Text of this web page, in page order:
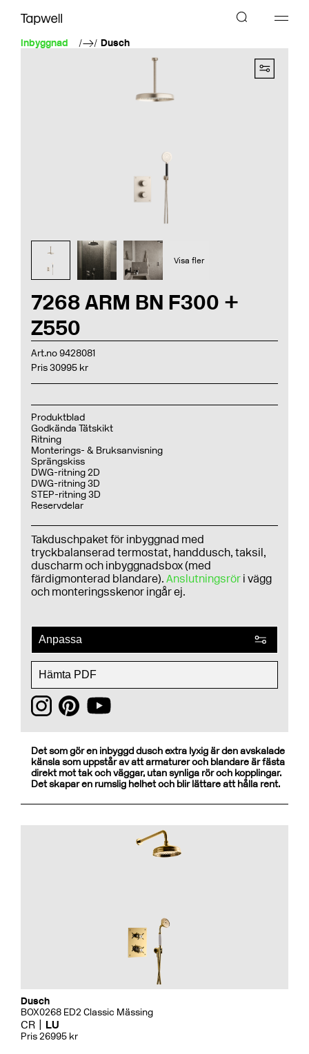
Inbyggnad Dusch
7268 ARM BN F300 +
Z550
Art.no 9428081
Pris 30995 kr
Produktblad
Godkända Tätskikt
Ritning
Monterings- & Bruksanvisning
Sprängskiss
DWG-ritning 2D
DWG-ritning 3D
STEP-ritning 3D
Reservdelar
Takduschpaket för inbyggnad med
tryckbalanserad termostat, handdusch, taksil,
duscharm och inbyggnadsbox (med
färdigmonterad blandare). Anslutningsrör i vägg
och monteringsskenor ingår ej.
Anpassa
Hämta PDF
Visa fler
Det som gör en inbyggd dusch extra lyxig är den avskalade
känsla som uppstår av att armaturer och blandare är fästa
direkt mot tak och väggar, utan synliga rör och kopplingar.
Det skapar en rumslig helhet och blir lättare att hålla rent.
Dusch
BOX0268 ED2 Classic Mässing
CR LU
Pris 26995 kr